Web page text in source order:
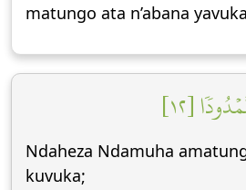
matungo ata n’abana
[١٢]
Ndaheza Ndamuha
kuvuka;